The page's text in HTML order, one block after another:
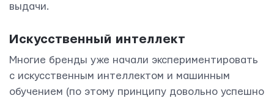
выдачи.
Искусственный интеллект
Многие бренды уже начали экспериментировать
с искусственным интеллектом и машинным
обучением (по этому принципу довольно успешно